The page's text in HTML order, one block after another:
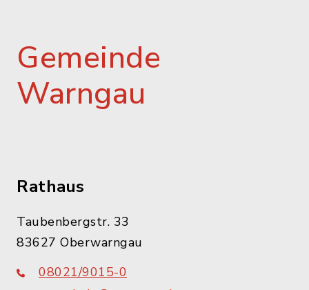
Gemeinde
Warngau
Rathaus
Taubenbergstr. 33
83627 Oberwarngau
08021/9015-0